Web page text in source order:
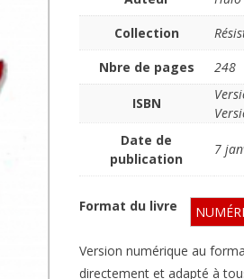
Collection
Nbre de pages
248
ISBN
Date de
publication
7
Format du livre
Version numérique au
directement et adapté à